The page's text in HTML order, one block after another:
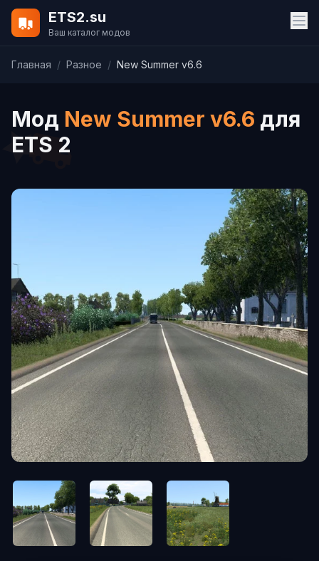
ETS2.su
Ваш каталог модов
Главная / Разное / New Summer v6.6
Мод New Summer v6.6 для
ETS 2